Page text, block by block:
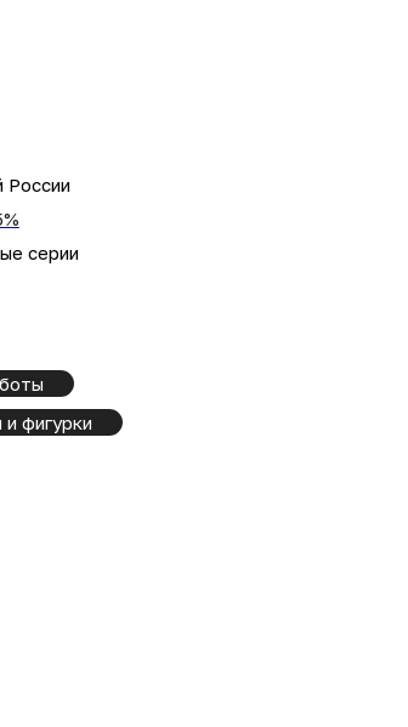
России
серии
фигурки